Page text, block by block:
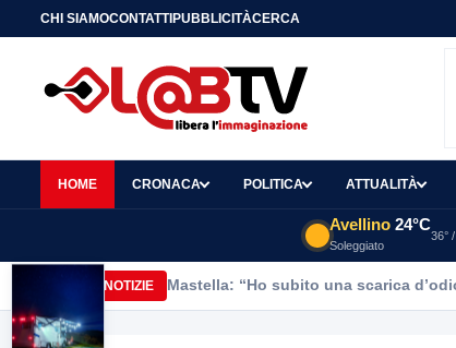
CHI SIAMOCONTATTIPUBBLICITÀCERCA
HOME CRONACA POLITICA ATTUALITÀ
Avellino 24°C
Soleggiato
36°
ULTIME NOTIZIE Mastella: “Ho subito una scarica